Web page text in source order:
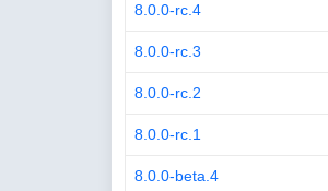
8.0.0-rc.4
8.0.0-rc.3
8.0.0-rc.2
8.0.0-rc.1
8.0.0-beta.4